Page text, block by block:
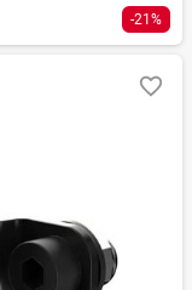
-21%